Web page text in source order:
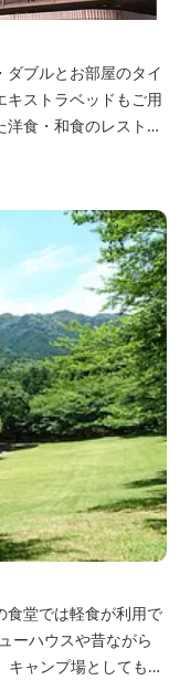
ブルとお部屋のタイ
キストラベッドもご用
食・和食のレストラ
摩、東紀州への観光
食堂では軽食が利用で
ーハウスや昔ながら
ャンプ場としても人